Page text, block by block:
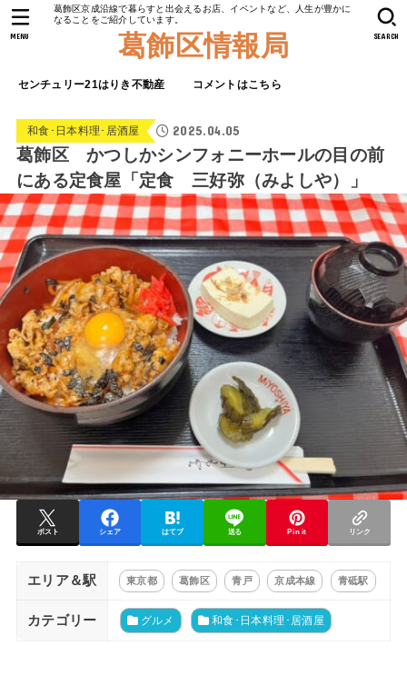
葛飾区京成沿線で暮らすと出会えるお店、イベントなど、人生が豊かに
なることをご紹介しています。
葛飾区情報局
センチュリー21はりき不動産 コメントはこちら
SEARCH
MENU
和食･日本料理･居酒屋 2025.04.05
葛飾区 かつしかシンフォニーホールの目の前
にある定食屋「定食 三好弥（みよしや）」
ポスト シェア はてブ 送る Pin it リンク
エリア＆駅 東京都 葛飾区 青戸 京成本線 青砥駅
カテゴリー グルメ 和食･日本料理･居酒屋